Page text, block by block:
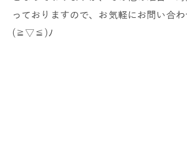
っておりますので、お気軽にお問い合
(≧▽≦)ﾉ